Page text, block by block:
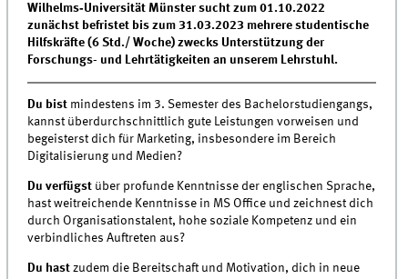
Wilhelms‐Universität Münster sucht zum 01.10.2022
zunächst befristet bis zum 31.03.2023 mehrere studentische
Hilfskräfte (6 Std./ Woche) zwecks Unterstützung der
Forschungs- und Lehrtätigkeiten an unserem Lehrstuhl.
Du bist mindestens im 3. Semester des Bachelorstudiengangs,
kannst überdurchschnittlich gute Leistungen vorweisen und
begeisterst dich für Marketing, insbesondere im Bereich
Digitalisierung und Medien?
Du verfügst über profunde Kenntnisse der englischen Sprache,
hast weitreichende Kenntnisse in MS Office und zeichnest dich
durch Organisationstalent, hohe soziale Kompetenz und ein
verbindliches Auftreten aus?
Du hast zudem die Bereitschaft und Motivation, dich in neue